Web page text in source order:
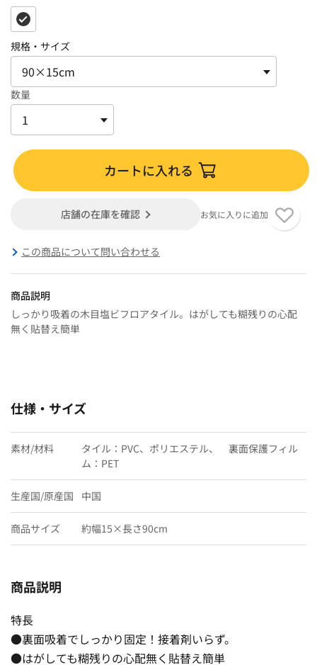
規格・サイズ
数量
カートに入れる
店舗の在庫を確認 お気に入りに追加
この商品について問い合わせる
商品説明
しっかり吸着の木目塩ビフロアタイル。はがしても糊残りの心配
無く貼替え簡単
仕様・サイズ
素材/材料
タイル：PVC、ポリエステル、 裏面保護フィル
ム：PET
生産国/原産国 中国
商品サイズ 約幅15×長さ90cm
商品説明
特長
●裏面吸着でしっかり固定！接着剤いらず。
●はがしても糊残りの心配無く貼替え簡単